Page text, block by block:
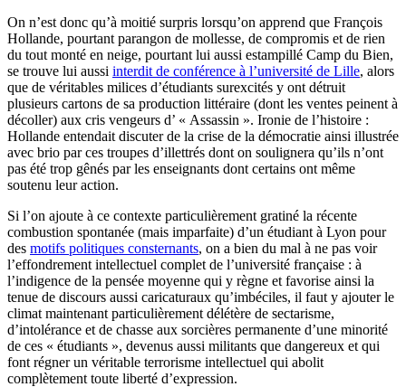
On n’est donc qu’à moitié surpris lorsqu’on apprend que François
Hollande, pourtant parangon de mollesse, de compromis et de rien
du tout monté en neige, pourtant lui aussi estampillé Camp du Bien,
se trouve lui aussi interdit de conférence à l’université de Lille, alors
que de véritables milices d’étudiants surexcités y ont détruit
plusieurs cartons de sa production littéraire (dont les ventes peinent à
décoller) aux cris vengeurs d’ « Assassin ». Ironie de l’histoire :
Hollande entendait discuter de la crise de la démocratie ainsi illustrée
avec brio par ces troupes d’illettrés dont on soulignera qu’ils n’ont
pas été trop gênés par les enseignants dont certains ont même
soutenu leur action.
Si l’on ajoute à ce contexte particulièrement gratiné la récente
combustion spontanée (mais imparfaite) d’un étudiant à Lyon pour
des motifs politiques consternants, on a bien du mal à ne pas voir
l’effondrement intellectuel complet de l’université française : à
l’indigence de la pensée moyenne qui y règne et favorise ainsi la
tenue de discours aussi caricaturaux qu’imbéciles, il faut y ajouter le
climat maintenant particulièrement délétère de sectarisme,
d’intolérance et de chasse aux sorcières permanente d’une minorité
de ces « étudiants », devenus aussi militants que dangereux et qui
font régner un véritable terrorisme intellectuel qui abolit
complètement toute liberté d’expression.